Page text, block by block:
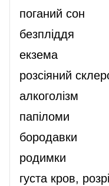
поганий сон
безпліддя
екзема
розсіяний
алкоголізм
папіломи
бородавки
родимки
густа кров,